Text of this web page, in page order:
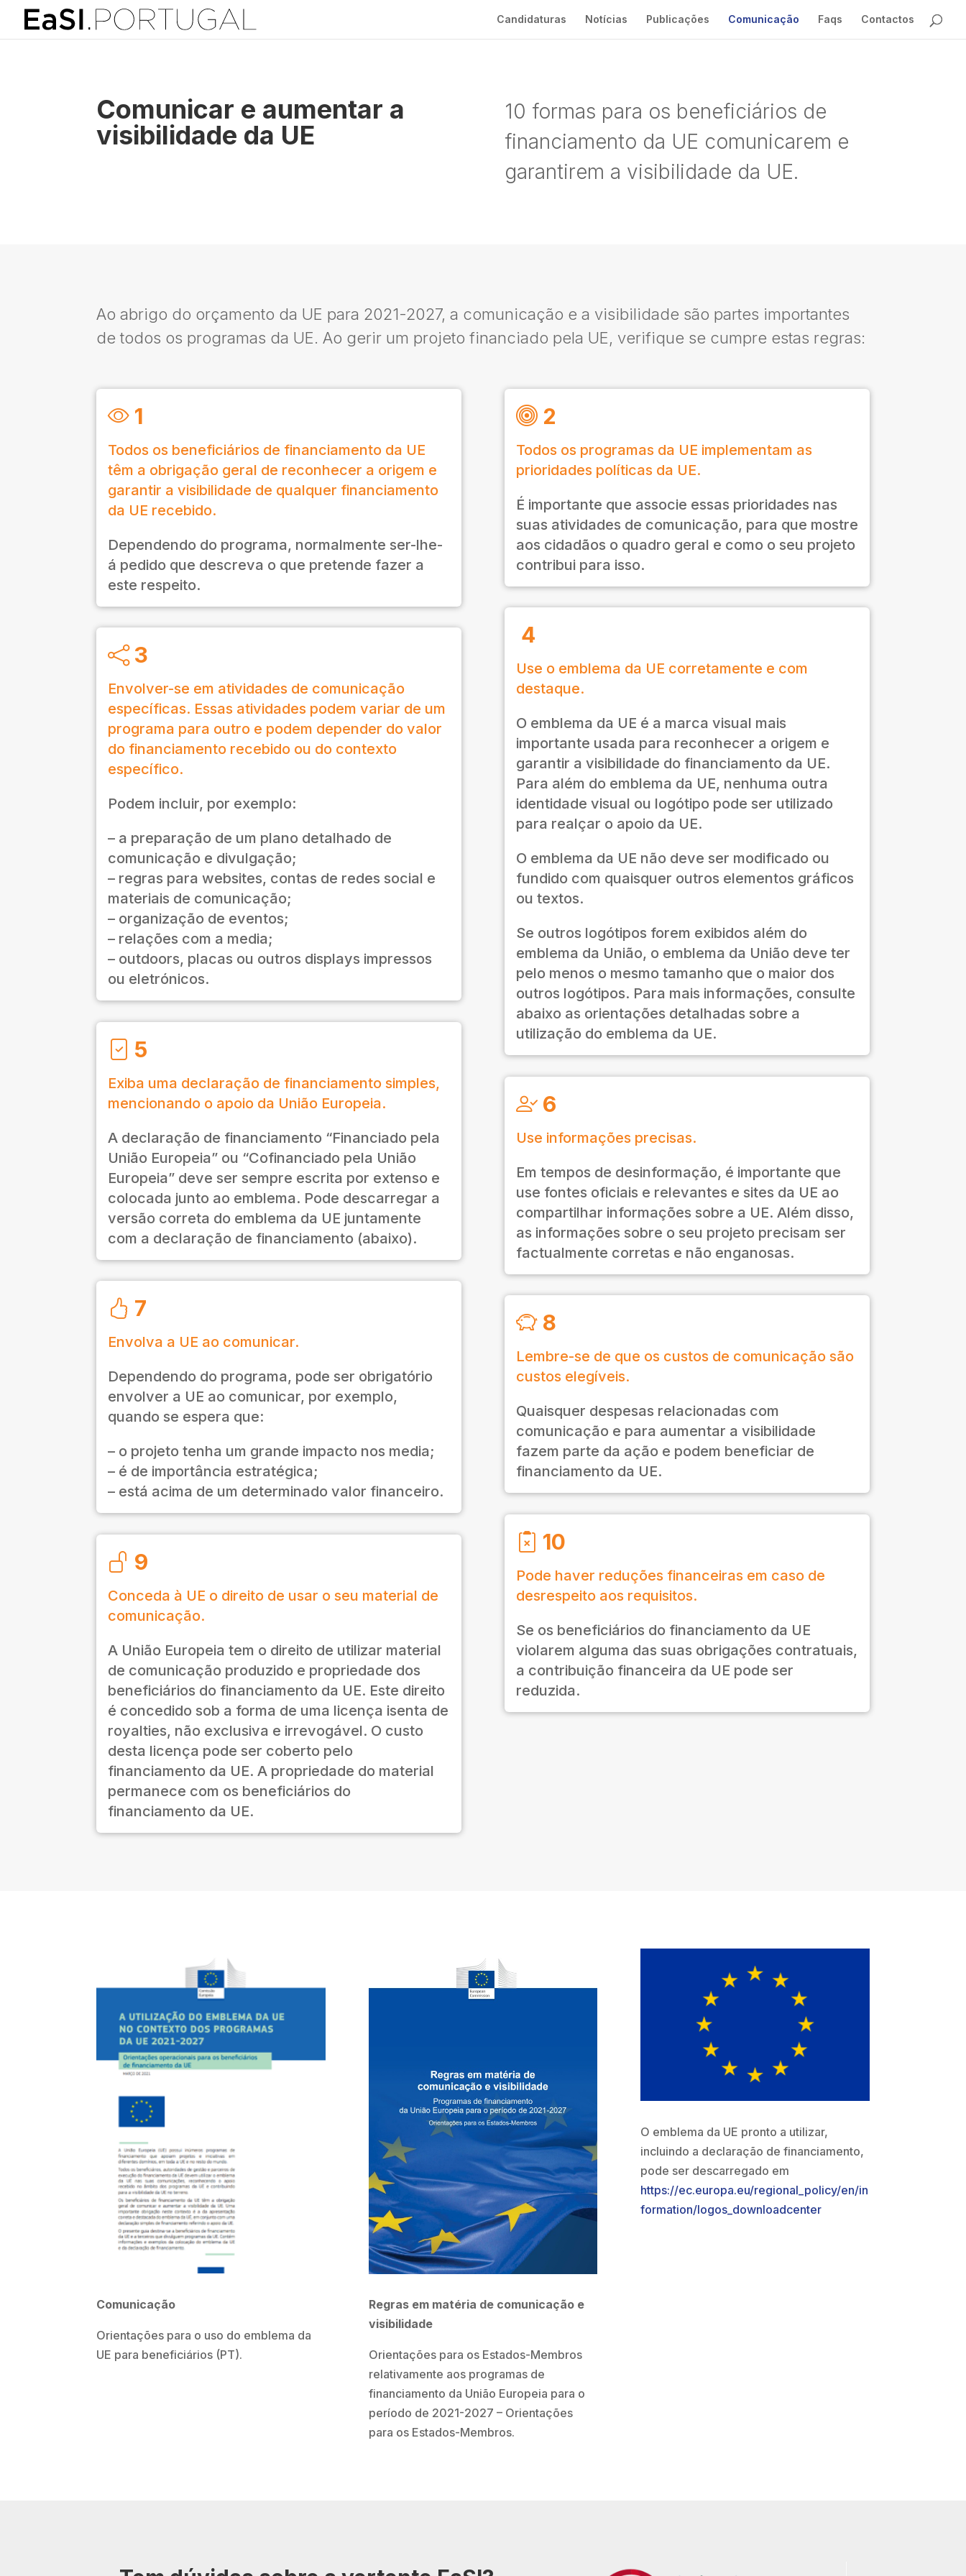
Candidaturas Notícias Publicações Comunicação Faqs Contactos
Comunicar e aumentar a
visibilidade da UE
10 formas para os beneficiários de
financiamento da UE comunicarem e
garantirem a visibilidade da UE.
Ao abrigo do orçamento da UE para 2021-2027, a comunicação e a visibilidade são partes importantes
de todos os programas da UE. Ao gerir um projeto financiado pela UE, verifique se cumpre estas regras:
1
Todos os beneficiários de financiamento da UE
têm a obrigação geral de reconhecer a origem e
garantir a visibilidade de qualquer financiamento
da UE recebido.
Dependendo do programa, normalmente ser-lhe-
á pedido que descreva o que pretende fazer a
este respeito.
3
Envolver-se em atividades de comunicação
específicas. Essas atividades podem variar de um
programa para outro e podem depender do valor
do financiamento recebido ou do contexto
específico.
Podem incluir, por exemplo:
– a preparação de um plano detalhado de
comunicação e divulgação;
– regras para websites, contas de redes social e
materiais de comunicação;
– organização de eventos;
– relações com a media;
– outdoors, placas ou outros displays impressos
ou eletrónicos.
5
Exiba uma declaração de financiamento simples,
mencionando o apoio da União Europeia.
A declaração de financiamento “Financiado pela
União Europeia” ou “Cofinanciado pela União
Europeia” deve ser sempre escrita por extenso e
colocada junto ao emblema. Pode descarregar a
versão correta do emblema da UE juntamente
com a declaração de financiamento (abaixo).
7
Envolva a UE ao comunicar.
Dependendo do programa, pode ser obrigatório
envolver a UE ao comunicar, por exemplo,
quando se espera que:
– o projeto tenha um grande impacto nos media;
– é de importância estratégica;
– está acima de um determinado valor financeiro.
9
Conceda à UE o direito de usar o seu material de
comunicação.
A União Europeia tem o direito de utilizar material
de comunicação produzido e propriedade dos
beneficiários do financiamento da UE. Este direito
é concedido sob a forma de uma licença isenta de
royalties, não exclusiva e irrevogável. O custo
desta licença pode ser coberto pelo
financiamento da UE. A propriedade do material
permanece com os beneficiários do
financiamento da UE.
2
Todos os programas da UE implementam as
prioridades políticas da UE.
É importante que associe essas prioridades nas
suas atividades de comunicação, para que mostre
aos cidadãos o quadro geral e como o seu projeto
contribui para isso.
4
Use o emblema da UE corretamente e com
destaque.
O emblema da UE é a marca visual mais
importante usada para reconhecer a origem e
garantir a visibilidade do financiamento da UE.
Para além do emblema da UE, nenhuma outra
identidade visual ou logótipo pode ser utilizado
para realçar o apoio da UE.
O emblema da UE não deve ser modificado ou
fundido com quaisquer outros elementos gráficos
ou textos.
Se outros logótipos forem exibidos além do
emblema da União, o emblema da União deve ter
pelo menos o mesmo tamanho que o maior dos
outros logótipos. Para mais informações, consulte
abaixo as orientações detalhadas sobre a
utilização do emblema da UE.
6
Use informações precisas.
Em tempos de desinformação, é importante que
use fontes oficiais e relevantes e sites da UE ao
compartilhar informações sobre a UE. Além disso,
as informações sobre o seu projeto precisam ser
factualmente corretas e não enganosas.
8
Lembre-se de que os custos de comunicação são
custos elegíveis.
Quaisquer despesas relacionadas com
comunicação e para aumentar a visibilidade
fazem parte da ação e podem beneficiar de
financiamento da UE.
10
Pode haver reduções financeiras em caso de
desrespeito aos requisitos.
Se os beneficiários do financiamento da UE
violarem alguma das suas obrigações contratuais,
a contribuição financeira da UE pode ser
reduzida.
Comunicação
Orientações para o uso do emblema da
UE para beneficiários (PT).
Regras em matéria de comunicação e
visibilidade
Orientações para os Estados-Membros
relativamente aos programas de
financiamento da União Europeia para o
período de 2021-2027 – Orientações
para os Estados-Membros.
O emblema da UE pronto a utilizar,
incluindo a declaração de financiamento,
pode ser descarregado em
https://ec.europa.eu/regional_policy/en/in
formation/logos_downloadcenter